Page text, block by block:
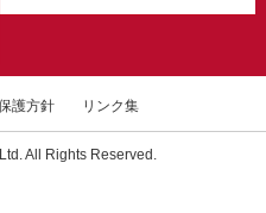
護方針 リンク集
All Rights Reserved.